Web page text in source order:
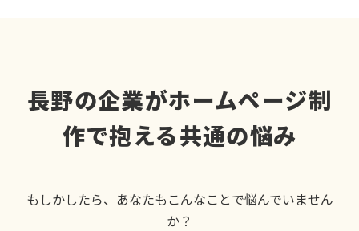
長野の企業がホームページ制
作で抱える共通の悩み
もしかしたら、あなたもこんなことで悩んでいません
か？